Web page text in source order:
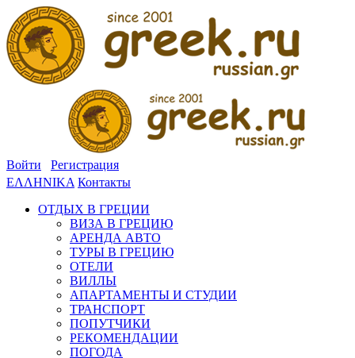
Войти
Регистрация
ΕΛΛΗΝΙΚΑ Контакты
ОТДЫХ В ГРЕЦИИ
ВИЗА В ГРЕЦИЮ
АРЕНДА АВТО
ТУРЫ В ГРЕЦИЮ
ОТЕЛИ
ВИЛЛЫ
АПАРТАМЕНТЫ И СТУДИИ
ТРАНСПОРТ
ПОПУТЧИКИ
РЕКОМЕНДАЦИИ
ПОГОДА